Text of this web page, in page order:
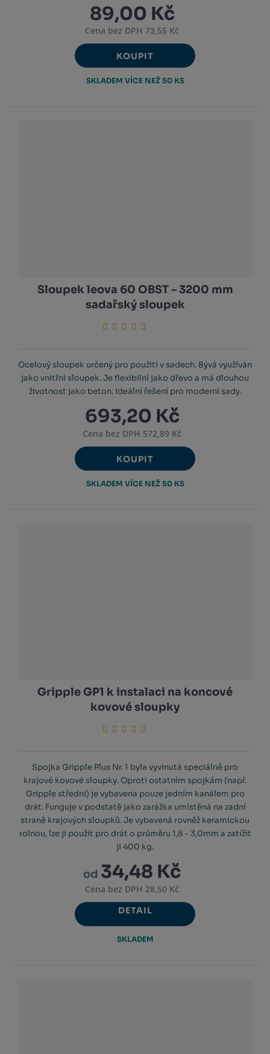
89,00 Kč
Cena bez DPH 73,55 Kč
KOUPIT
SKLADEM VÍCE NEŽ 50 KS
Sloupek leova 60 OBST – 3200 mm
sadařský sloupek
Ocelový sloupek určený pro použití v sadech. Bývá využíván
jako vnitřní sloupek. Je flexibilní jako dřevo a má dlouhou
životnost jako beton. Ideální řešení pro moderní sady.
693,20 Kč
Cena bez DPH 572,89 Kč
KOUPIT
SKLADEM VÍCE NEŽ 50 KS
Gripple GP1 k instalaci na koncové
kovové sloupky
Spojka Gripple Plus Nr. 1 byla vyvinutá speciálně pro
krajové kovové sloupky. Oproti ostatním spojkám (např.
Gripple střední) je vybavena pouze jedním kanálem pro
drát. Funguje v podstatě jako zarážka umístěná na zadní
straně krajových sloupků. Je vybavená rovněž keramickou
rolnou, lze ji použít pro drát o průměru 1,8 - 3,0mm a zatížit
ji 400 kg.
od 34,48 Kč
Cena bez DPH 28,50 Kč
DETAIL
SKLADEM